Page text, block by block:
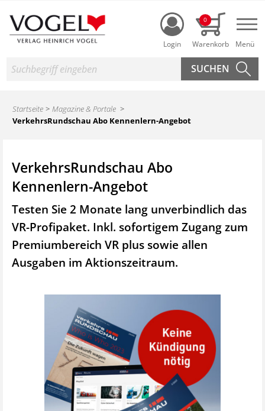
Login
0
Suche
Startseite
Magazine & Portale
VerkehrsRundschau Abo Kennenlern-Angebot
VerkehrsRundschau Abo
Kennenlern-Angebot
Testen Sie 2 Monate lang unverbindlich das
VR-Profipaket. Inkl. sofortigem Zugang zum
Premiumbereich VR plus sowie allen
Ausgaben im Aktionszeitraum.